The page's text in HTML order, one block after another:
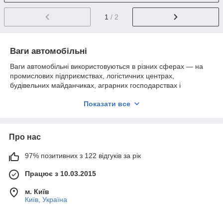
1 / 2
Ваги автомобільні
Ваги автомобільні використовуються в різних сферах — на
промислових підприємствах, логістичних центрах,
будівельних майданчиках, аграрних господарствах і
визначати масу транспортних засобів з вантажем,
GIPERCENTER Київ
дозволяють швидко і точно зважувати вантажі будь-яких
системами автоматичного зчитування даних та можливістю
Призначення автомобільних ваг
Показати все
Про нас
97% позитивних з 122 відгуків за рік
Працює з 10.03.2015
м. Київ
Київ, Україна